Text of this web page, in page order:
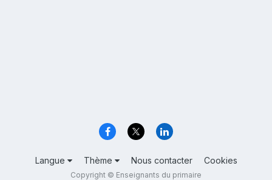
Langue Thème Nous contacter Cookies
Copyright © Enseignants du primaire